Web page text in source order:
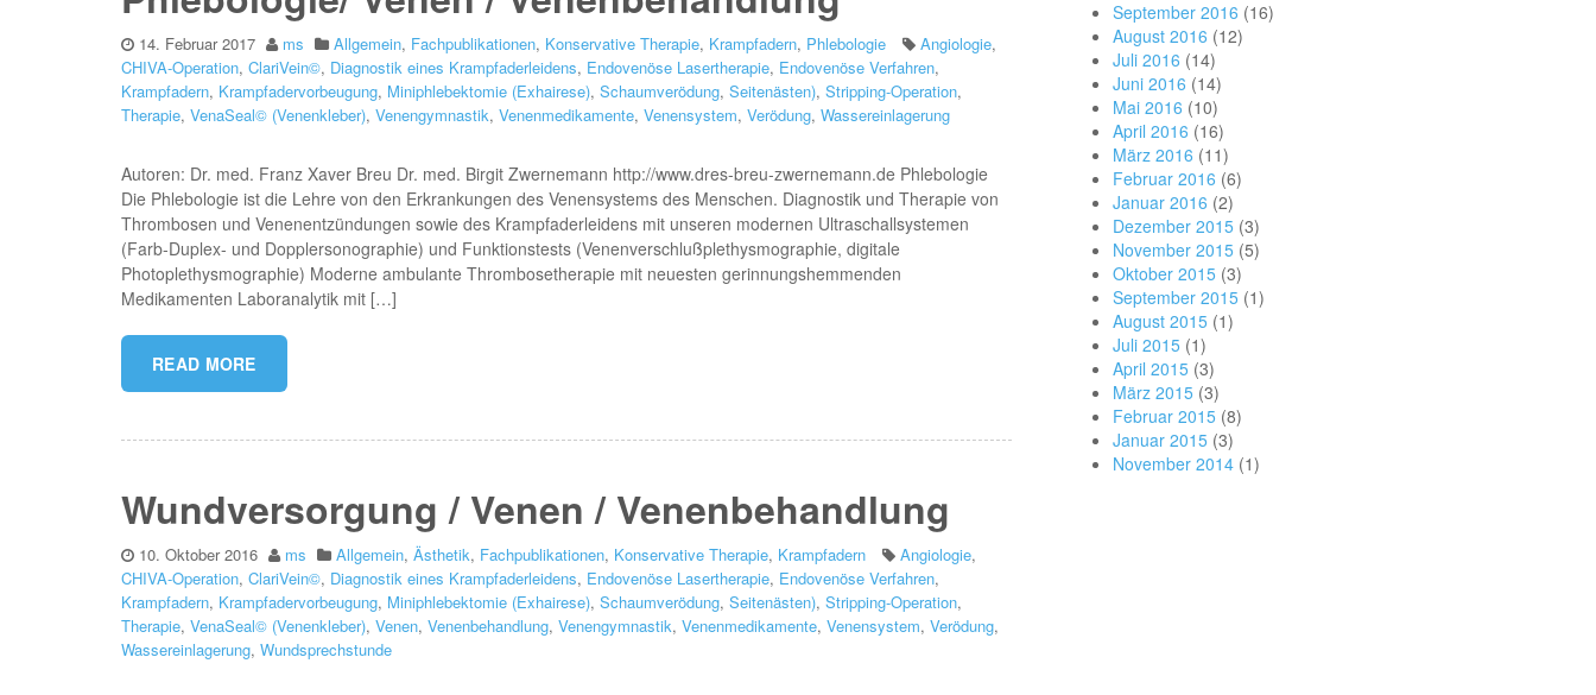
14. Februar 2017 ms Allgemein, Fachpublikationen, Konservative Therapie, Krampfadern, Phlebologie Angiologie,
CHIVA-Operation, ClariVein©, Diagnostik eines Krampfaderleidens, Endovenöse Lasertherapie, Endovenöse Verfahren,
Krampfadern, Krampfadervorbeugung, Miniphlebektomie (Exhairese), Schaumverödung, Seitenästen), Stripping-Operation,
Therapie, VenaSeal© (Venenkleber), Venengymnastik, Venenmedikamente, Venensystem, Verödung, Wassereinlagerung
Autoren: Dr. med. Franz Xaver Breu Dr. med. Birgit Zwernemann http://www.dres-breu-zwernemann.de Phlebologie
Die Phlebologie ist die Lehre von den Erkrankungen des Venensystems des Menschen. Diagnostik und Therapie von
Thrombosen und Venenentzündungen sowie des Krampfaderleidens mit unseren modernen Ultraschallsystemen
(Farb-Duplex- und Dopplersonographie) und Funktionstests (Venenverschlußplethysmographie, digitale
Photoplethysmographie) Moderne ambulante Thrombosetherapie mit neuesten gerinnungshemmenden
Medikamenten Laboranalytik mit […]
READ MORE
Wundversorgung / Venen / Venenbehandlung
10. Oktober 2016 ms Allgemein, Ästhetik, Fachpublikationen, Konservative Therapie, Krampfadern Angiologie,
CHIVA-Operation, ClariVein©, Diagnostik eines Krampfaderleidens, Endovenöse Lasertherapie, Endovenöse Verfahren,
Krampfadern, Krampfadervorbeugung, Miniphlebektomie (Exhairese), Schaumverödung, Seitenästen), Stripping-Operation,
Therapie, VenaSeal© (Venenkleber), Venen, Venenbehandlung, Venengymnastik, Venenmedikamente, Venensystem, Verödung,
Wassereinlagerung, Wundsprechstunde
September 2016 (16)
August 2016 (12)
Juli 2016 (14)
Juni 2016 (14)
Mai 2016 (10)
April 2016 (16)
März 2016 (11)
Februar 2016 (6)
Januar 2016 (2)
Dezember 2015 (3)
November 2015 (5)
Oktober 2015 (3)
September 2015 (1)
August 2015 (1)
Juli 2015 (1)
April 2015 (3)
März 2015 (3)
Februar 2015 (8)
Januar 2015 (3)
November 2014 (1)